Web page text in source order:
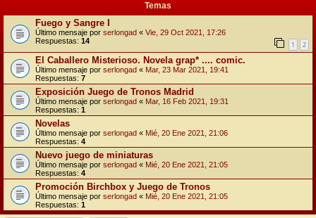
Temas
Fuego y Sangre I
Último mensaje por serlongad « Vie, 29 Oct 2021, 17:26
Respuestas: 14 1 2
El Caballero Misterioso. Novela grap* .... comic.
Último mensaje por serlongad « Mar, 23 Mar 2021, 19:41
Respuestas: 7
Exposición Juego de Tronos Madrid
Último mensaje por serlongad « Mar, 16 Feb 2021, 19:31
Respuestas: 1
Novelas
Último mensaje por serlongad « Mié, 20 Ene 2021, 21:06
Respuestas: 4
Nuevo juego de miniaturas
Último mensaje por serlongad « Mié, 20 Ene 2021, 21:05
Respuestas: 4
Promoción Birchbox y Juego de Tronos
Último mensaje por serlongad « Mié, 20 Ene 2021, 21:05
Respuestas: 1